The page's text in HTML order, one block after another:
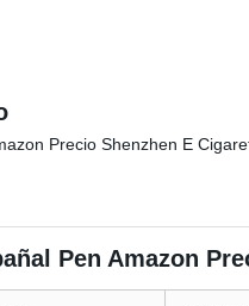
Precio Shenzhen E
Pen Amazon